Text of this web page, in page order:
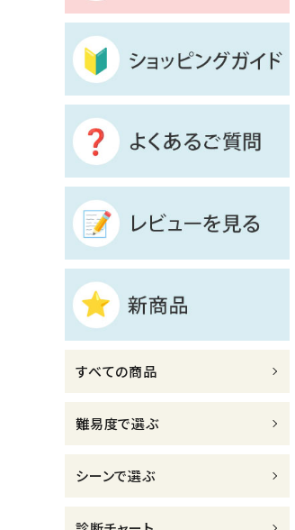
よくあるご質問
すべての商品
新着商品
診断チャート
ジャンルで選ぶ
レビューを見る
コーポレートサイト
実店舗案内
介護施設関係の方へ
すべての商品
難易度で選ぶ
シーンで選ぶ